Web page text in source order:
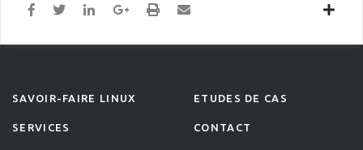
SAVOIR-FAIRE LINUX
SERVICES
ETUDES DE CAS
CONTACT